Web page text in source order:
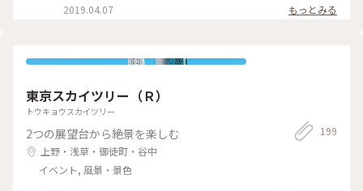
2019.04.07
もっとみる
東京スカイツリー（Ｒ）
トウキョウスカイツリー
2つの展望台から絶景を楽しむ
上野・浅草・御徒町・谷中
イベント, 風景・景色
199